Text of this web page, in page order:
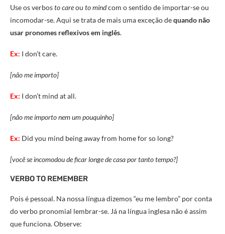
Use os verbosto careou to mindcom o sentido de importar-se ou
incomodar-se. Aqui se trata de mais uma exceção dequando não
usar pronomes reflexivos em inglês.
Ex: I don’t care.
[não me importo]
Ex: I don’t mind at all.
[não me importo nem um pouquinho]
Ex: Did you mind being away from home for so long?
[você se incomodou de ficar longe de casa por tanto tempo?]
VERBO TO REMEMBER
Pois é pessoal. Na nossa língua dizemos “eu me lembro” por conta
do verbo pronomial lembrar-se. Já na língua inglesa não é assim
que funciona. Observe: